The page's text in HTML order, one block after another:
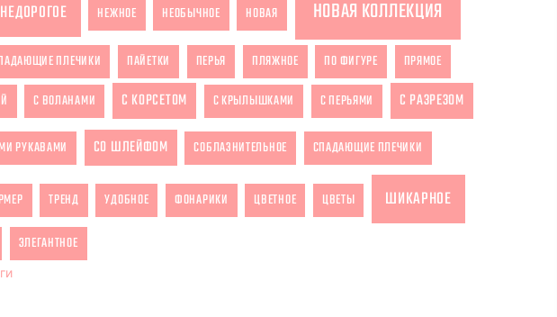
НЕДОРОГОЕ НЕЖНОЕ НЕОБЫЧНОЕ НОВАЯ НОВАЯ КОЛЛЕКЦИЯ
ПАДАЮЩИЕ ПЛЕЧИКИ ПАЙЕТКИ ПЕРЬЯ ПЛЯЖНОЕ ПО ФИГУРЕ ПРЯМОЕ
С ВОЛАНАМИ С КОРСЕТОМ С КРЫЛЫШКАМИ С ПЕРЬЯМИ С РАЗРЕЗОМ
РУКАВАМИ СО ШЛЕЙФОМ СОБЛАЗНИТЕЛЬНОЕ СПАДАЮЩИЕ ПЛЕЧИКИ
ТРЕНД УДОБНОЕ ФОНАРИКИ ЦВЕТНОЕ ЦВЕТЫ ШИКАРНОЕ
ЭЛЕГАНТНОЕ